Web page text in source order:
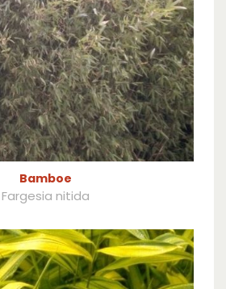
Bamboe
Fargesia nitida